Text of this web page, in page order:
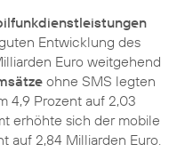
Entwicklung des
Euro weitgehend
ohne SMS legten
4,9 Prozent auf 2,03
erhöhte sich der mobile
auf 2,84 Milliarden Euro.